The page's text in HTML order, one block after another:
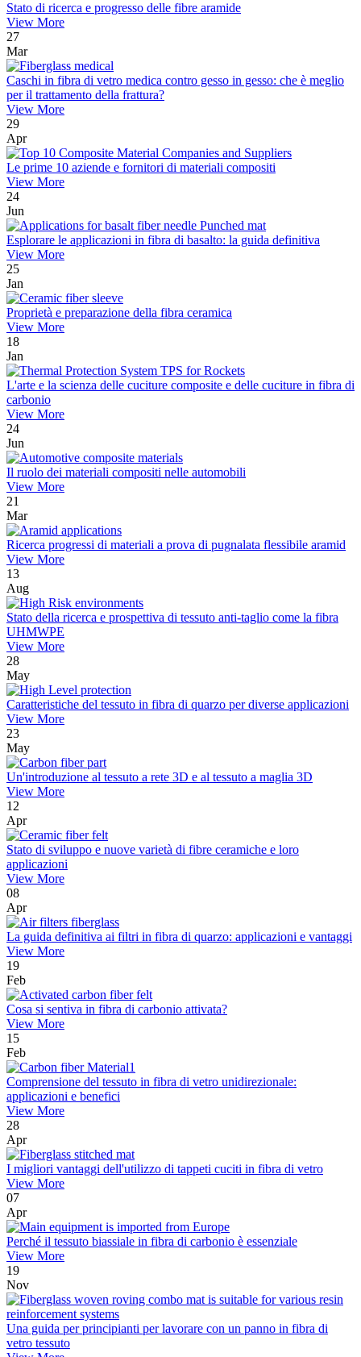
Stato di ricerca e progresso delle fibre aramide
View More
27
Mar
Caschi in fibra di vetro medica contro gesso in gesso: che è meglio
per il trattamento della frattura?
View More
29
Apr
Le prime 10 aziende e fornitori di materiali compositi
View More
24
Jun
Esplorare le applicazioni in fibra di basalto: la guida definitiva
View More
25
Jan
Proprietà e preparazione della fibra ceramica
View More
18
Jan
L'arte e la scienza delle cuciture composite e delle cuciture in fibra di
carbonio
View More
24
Jun
Il ruolo dei materiali compositi nelle automobili
View More
21
Mar
Ricerca progressi di materiali a prova di pugnalata flessibile aramid
View More
13
Aug
Stato della ricerca e prospettiva di tessuto anti-taglio come la fibra
UHMWPE
View More
28
May
Caratteristiche del tessuto in fibra di quarzo per diverse applicazioni
View More
23
May
Un'introduzione al tessuto a rete 3D e al tessuto a maglia 3D
View More
12
Apr
Stato di sviluppo e nuove varietà di fibre ceramiche e loro
applicazioni
View More
08
Apr
La guida definitiva ai filtri in fibra di quarzo: applicazioni e vantaggi
View More
19
Feb
Cosa si sentiva in fibra di carbonio attivata?
View More
15
Feb
Comprensione del tessuto in fibra di vetro unidirezionale:
applicazioni e benefici
View More
28
Apr
I migliori vantaggi dell'utilizzo di tappeti cuciti in fibra di vetro
View More
07
Apr
Perché il tessuto biassiale in fibra di carbonio è essenziale
View More
19
Nov
Una guida per principianti per lavorare con un panno in fibra di
vetro tessuto